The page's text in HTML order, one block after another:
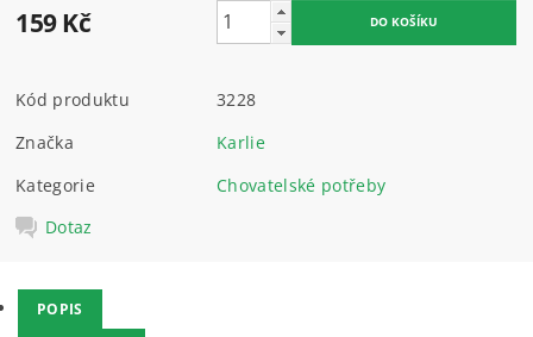
159 Kč
Kód produktu
3228
Značka
Karlie
Kategorie
Chovatelské potřeby
Dotaz
POPIS